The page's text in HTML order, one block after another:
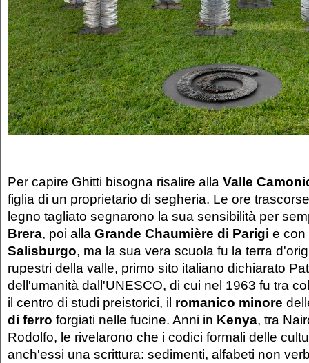
Per capire Ghitti bisogna risalire alla Valle
figlia di un proprietario di segheria. Le ore
legno tagliato segnarono la sua sensibilità per
Brera, poi alla Grande Chaumière di Parigi e con
Salisburgo, ma la sua vera scuola fu la terra
rupestri della valle, primo sito italiano dichiarato
dell'umanità dall'UNESCO, di cui nel 1963 fu tra
il centro di studi preistorici, il romanico minore
di ferro forgiati nelle fucine. Anni in Kenya, tra
Rodolfo, le rivelarono che i codici formali delle
anch'essi una scrittura: sedimenti, alfabeti non